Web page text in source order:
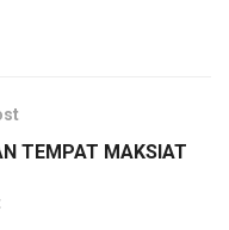
TEMPAT MAKSIAT